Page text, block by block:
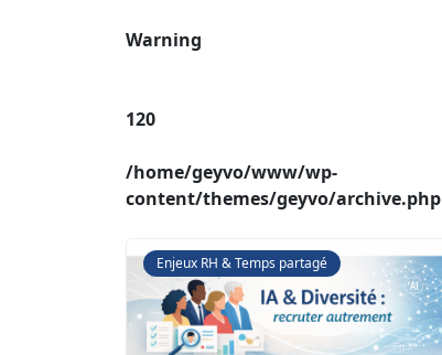
Warning
120
/home/geyvo/www/wp-
content/themes/geyvo/archive.php
Enjeux RH & Temps partagé